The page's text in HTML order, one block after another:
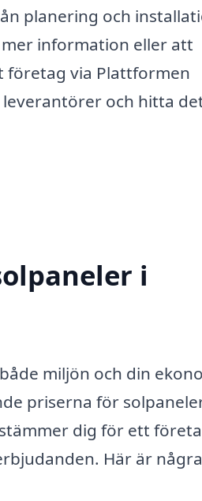
planering och
information eller att
företag via Plattformen
och hitta
i
miljön och din
priserna för
dig för ett
Här är några